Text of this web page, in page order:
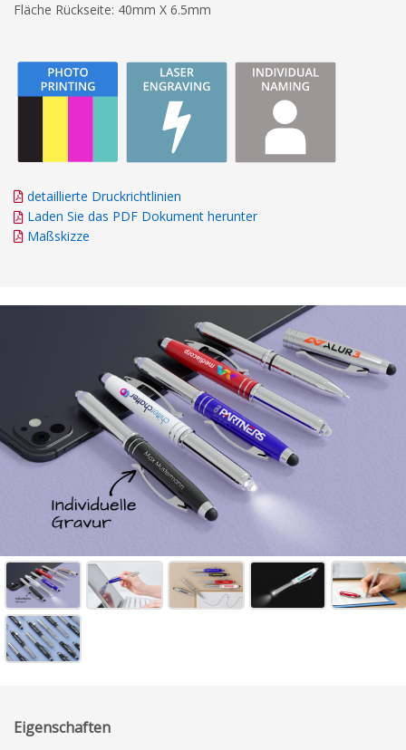
Fläche Rückseite: 40mm X 6.5mm
detaillierte Druckrichtlinien
Laden Sie das PDF Dokument herunter
Maßskizze
Eigenschaften